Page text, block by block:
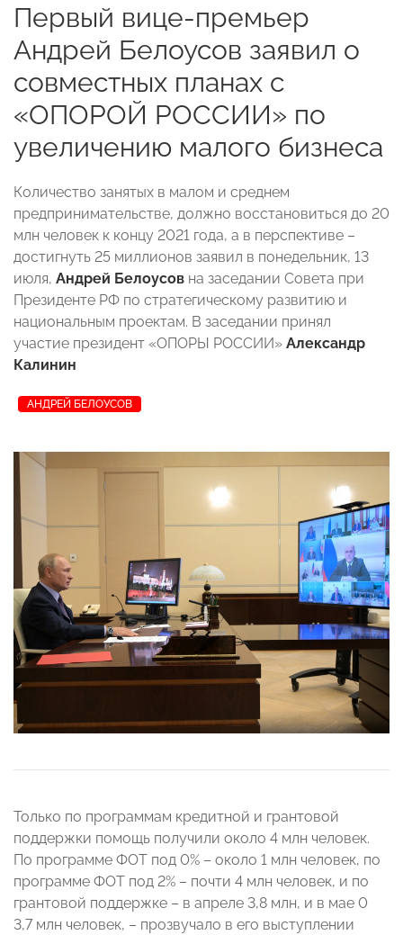
Первый вице-премьер
Андрей Белоусов заявил о
совместных планах с
«ОПОРОЙ РОССИИ» по
увеличению малого бизнеса
Количество занятых в малом и среднем
предпринимательстве, должно восстановиться до 20
млн человек к концу 2021 года, а в перспективе –
достигнуть 25 миллионов заявил в понедельник, 13
июля, Андрей Белоусов на заседании Совета при
Президенте РФ по стратегическому развитию и
национальным проектам. В заседании принял
участие президент «ОПОРЫ РОССИИ» Александр
Калинин
АНДРЕЙ БЕЛОУСОВ
Только по программам кредитной и грантовой
поддержки помощь получили около 4 млн человек.
По программе ФОТ под 0% – около 1 млн человек, по
программе ФОТ под 2% – почти 4 млн человек, и по
грантовой поддержке – в апреле 3,8 млн, и в мае 0
3,7 млн человек, – прозвучало в его выступлении